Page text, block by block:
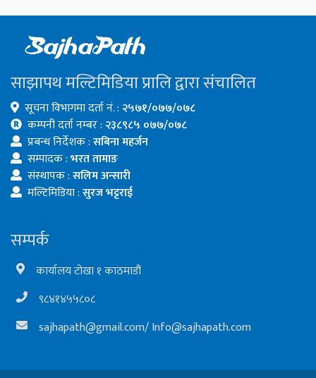
साझापथ मल्टिमिडिया प्रालि द्वारा संचालित
सूचना विभागमा दर्ता नं. : २५७१/०७७/०७८
कम्पनी दर्ता नम्बर : २३८९८५ ०७७/०७८
प्रबन्ध निर्देशक :सबिना महर्जन
सम्पादक :भरत तामाङ
संस्थापक :सलिम अन्सारी
मल्टिमिडिया :सुरज भट्टराई
सम्पर्क
कार्यालय टोखा १ काठमाडौं
९८४१४५५८०८
sajhapath@gmail.com/Info@sajhapath.com